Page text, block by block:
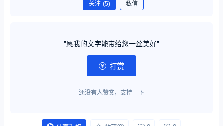
关注 (5) 私信
"愿我的文字能带给您一丝美好"
打赏
还没有人赞赏，支持一下